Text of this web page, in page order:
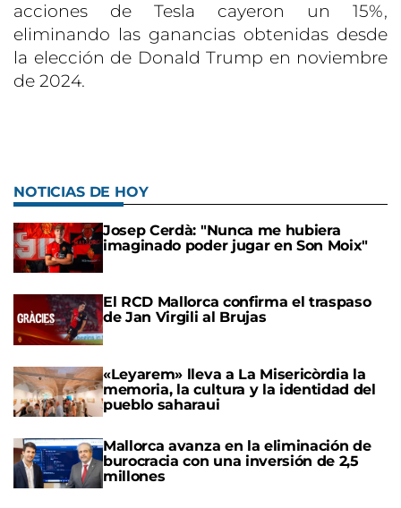
acciones de Tesla cayeron un 15%,
eliminando las ganancias obtenidas desde
la elección de Donald Trump en noviembre
de 2024.
NOTICIAS DE HOY
Josep Cerdà: "Nunca me hubiera
imaginado poder jugar en Son Moix"
El RCD Mallorca confirma el traspaso
de Jan Virgili al Brujas
«Leyarem» lleva a La Misericòrdia la
memoria, la cultura y la identidad del
pueblo saharaui
Mallorca avanza en la eliminación de
burocracia con una inversión de 2,5
millones